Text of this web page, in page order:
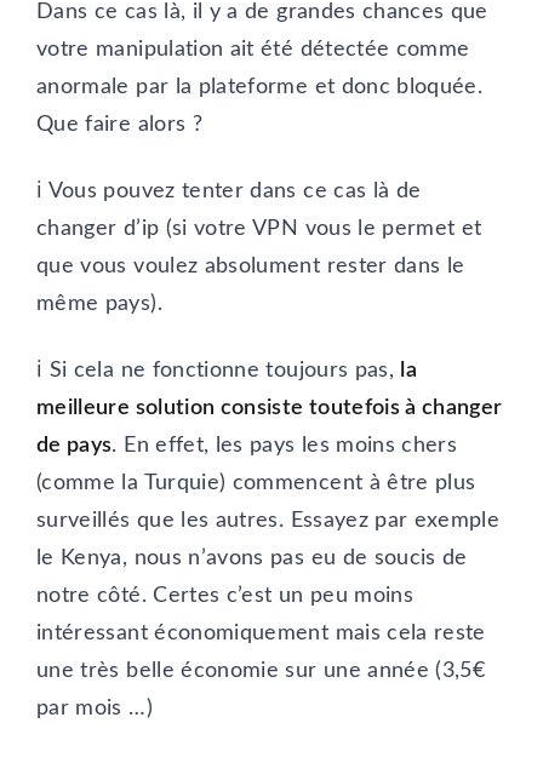
Dans ce cas là, il y a de grandes chances que
votre manipulation ait été détectée comme
anormale par la plateforme et donc bloquée.
Que faire alors ?
ℹ️ Vous pouvez tenter dans ce cas là de
changer d’ip (si votre VPN vous le permet et
que vous voulez absolument rester dans le
même pays).
ℹ️ Si cela ne fonctionne toujours pas,
la
meilleure solution consiste toutefois à changer
de pays. En effet, les pays les moins chers
(comme la Turquie) commencent à être plus
surveillés que les autres. Essayez par exemple
le Kenya, nous n’avons pas eu de soucis de
notre côté. Certes c’est un peu moins
intéressant économiquement mais cela reste
une très belle économie sur une année (3,5€
par mois …)